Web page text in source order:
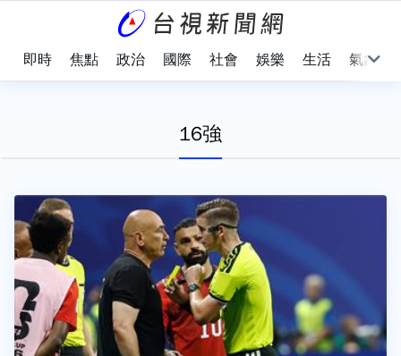
即時 焦點 政治 國際 社會 娛樂 生活 氣象
16強